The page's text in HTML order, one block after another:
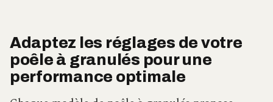
Adaptez les réglages de votre
poêle à granulés pour une
performance optimale